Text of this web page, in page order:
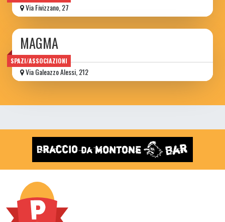
Via Fivizzano, 27
SPAZI/ASSOCIAZIONI
MAGMA
Via Galeazzo Alessi, 212